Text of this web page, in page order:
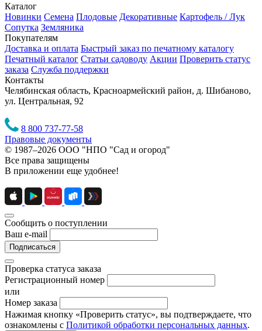
Каталог
Новинки Семена Плодовые Декоративные Картофель / Лук
Сопутка Земляника
Покупателям
Доставка и оплата Быстрый заказ по печатному каталогу
Печатный каталог Статьи садоводу Акции Проверить статус
заказа Служба поддержки
Контакты
Челябинская область, Красноармейский район, д. Шибаново,
ул. Центральная, 92
8 800 737-77-58
Правовые документы
© 1987–2026 ООО "НПО "Сад и огород"
Все права защищены
В приложении еще удобнее!
Сообщить о поступлении
Ваш e-mail
Подписаться
Проверка статуса заказа
Регистрационный номер
или
Номер заказа
Нажимая кнопку «Проверить статус», вы подтверждаете, что
ознакомлены с Политикой обработки персональных данных.